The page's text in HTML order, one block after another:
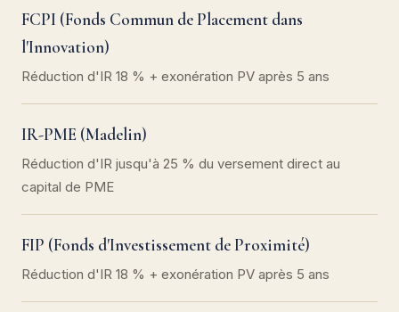
FCPI (Fonds Commun de Placement dans
l'Innovation)
Réduction d'IR 18 % + exonération PV après 5 ans
IR-PME (Madelin)
Réduction d'IR jusqu'à 25 % du versement direct au
capital de PME
FIP (Fonds d'Investissement de Proximité)
Réduction d'IR 18 % + exonération PV après 5 ans